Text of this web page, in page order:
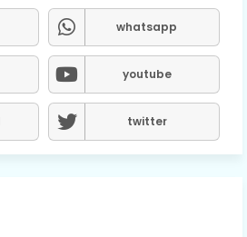
whatsapp
youtube
twitter